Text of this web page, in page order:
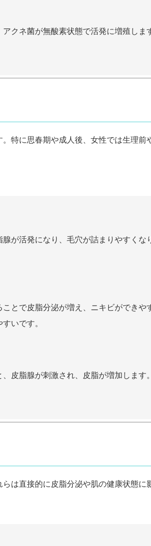
クネ菌が無酸素状態で活発に増殖し
特に思春期や成人後、女性では生理
が活発になり、毛穴が詰まりやすく
ことで皮脂分泌が増え、ニキビができ
いです。
皮脂腺が刺激され、皮脂が増加しま
は直接的に皮脂分泌や肌の健康状態に